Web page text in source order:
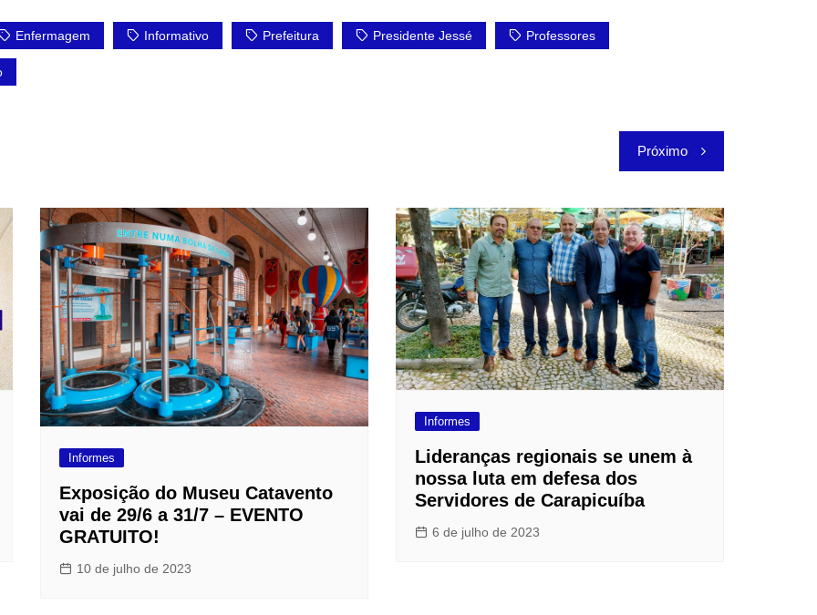
Enfermagem Informativo Prefeitura Presidente Jessé Professores
Próximo
Informes
Exposição do Museu Catavento
vai de 29/6 a 31/7 – EVENTO
GRATUITO!
10 de julho de 2023
Informes
Lideranças regionais se unem à
nossa luta em defesa dos
Servidores de Carapicuíba
6 de julho de 2023